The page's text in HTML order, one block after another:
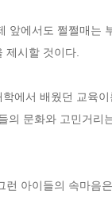
앞에서도 쩔쩔매는
제시할 것이다.
에서 배웠던 교육
의 문화와 고민거
아이들의 속마음